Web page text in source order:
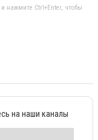
нажмите Ctrl+Enter, чтобы
на наши каналы